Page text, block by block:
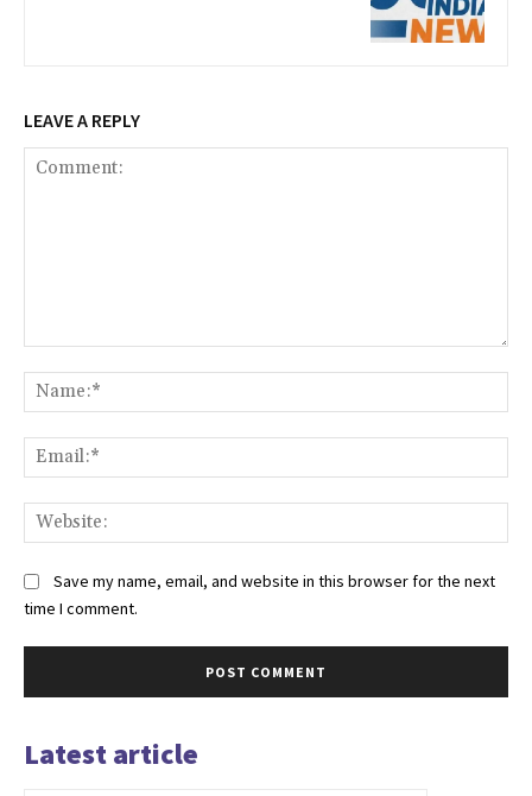
LEAVE A REPLY
Save my name, email, and website in this browser for the next
time I comment.
Latest article